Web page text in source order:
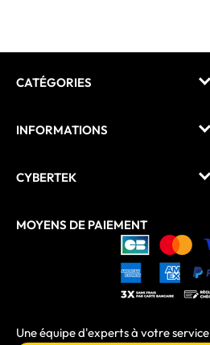
CATÉGORIES
INFORMATIONS
CYBERTEK
MOYENS DE PAIEMENT
Une équipe d'experts à votre service